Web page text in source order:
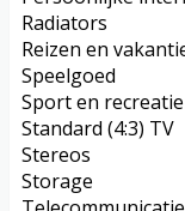
Radiators
Reizen en
Speelgoed
Sport en recreatie
Standard (4:3) TV
Stereos
Storage